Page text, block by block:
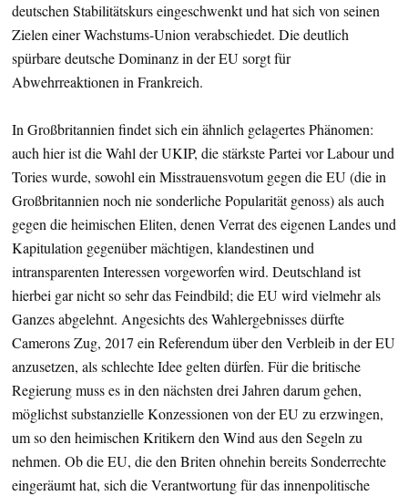
deutschen Stabilitätskurs eingeschwenkt und hat sich von seinen
Zielen einer Wachstums-Union verabschiedet. Die deutlich
spürbare deutsche Dominanz in der EU sorgt für
Abwehrreaktionen in Frankreich.
In Großbritannien findet sich ein ähnlich gelagertes Phänomen:
auch hier ist die Wahl der UKIP, die stärkste Partei vor Labour und
Tories wurde, sowohl ein Misstrauensvotum gegen die EU (die in
Großbritannien noch nie sonderliche Popularität genoss) als auch
gegen die heimischen Eliten, denen Verrat des eigenen Landes und
Kapitulation gegenüber mächtigen, klandestinen und
intransparenten Interessen vorgeworfen wird. Deutschland ist
hierbei gar nicht so sehr das Feindbild; die EU wird vielmehr als
Ganzes abgelehnt. Angesichts des Wahlergebnisses dürfte
Camerons Zug, 2017 ein Referendum über den Verbleib in der EU
anzusetzen, als schlechte Idee gelten dürfen. Für die britische
Regierung muss es in den nächsten drei Jahren darum gehen,
möglichst substanzielle Konzessionen von der EU zu erzwingen,
um so den heimischen Kritikern den Wind aus den Segeln zu
nehmen. Ob die EU, die den Briten ohnehin bereits Sonderrechte
eingeräumt hat, sich die Verantwortung für das innenpolitische